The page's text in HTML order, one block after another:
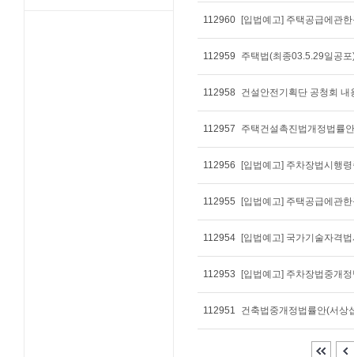
112960 [입법예고] 주택공급에관
112959 주택법(최종03.5.29일공포
112958 건설안전기획단 공청회 내
112957 주택건설촉진법개정법률
112956
112955 [입법예고] 주택공급에관
112954 [입법예고] 국가기술자격
112953 [입법예고] 주차장법중개
112951 건축법중개정법률안(서상